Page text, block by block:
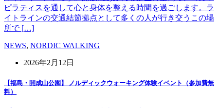
ピラティスを通して心と身体を整える時間を過ごします。ラ
イトラインの交通結節拠点として多くの人が行き交うこの場
所で […]
NEWS, NORDIC WALKING
2026年2月12日
【福島・開成山公園】 ノルディックウォーキング体験イベント（参加費無
料）